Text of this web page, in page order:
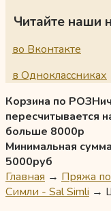
Читайте наши
во Вконтакте
в Одноклассниках
Корзина по
пересчитывается
больше 8000р
Минимальная
5000руб
Главная → Пряжа
Симли - Sal Simli →